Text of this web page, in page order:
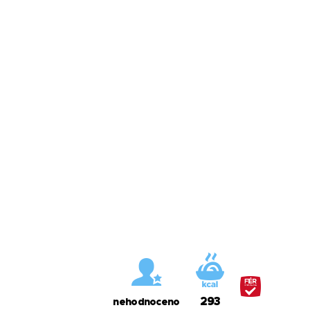
nehodnoceno 293